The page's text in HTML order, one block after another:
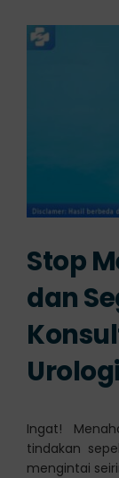
Stop
dan
Ingat!
tindakan
mengintai